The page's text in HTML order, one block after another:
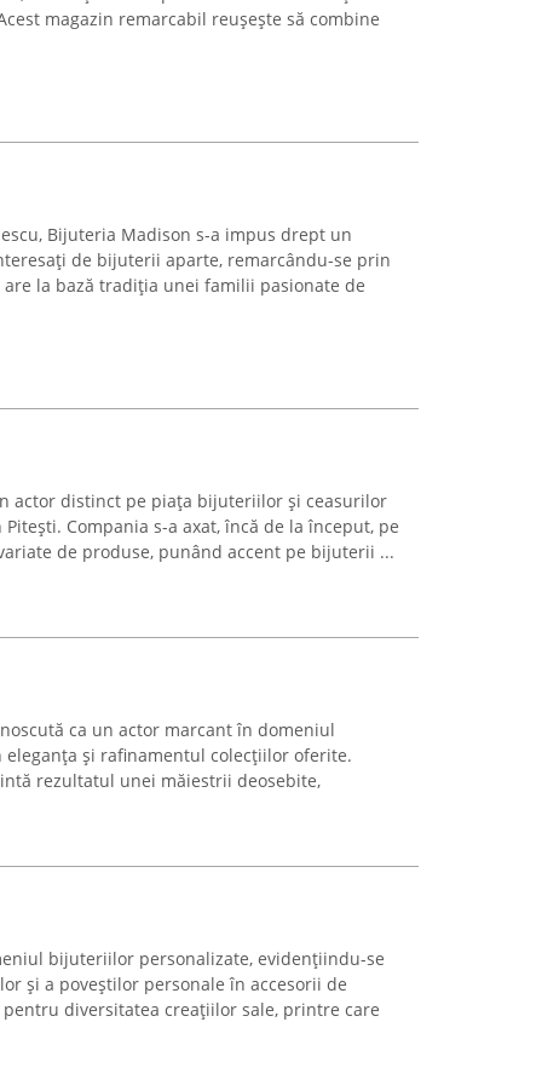
magazin remarcabil reușește să combine
Bijuteria Madison s-a impus drept un
de bijuterii aparte, remarcându-se prin
la bază tradiția unei familii pasionate de
actor distinct pe piața bijuteriilor și ceasurilor
Compania s-a axat, încă de la început, pe
de produse, punând accent pe bijuterii ...
ca un actor marcant în domeniul
și rafinamentul colecțiilor oferite.
rezultatul unei măiestrii deosebite,
bijuteriilor personalizate, evidențiindu-se
și a poveștilor personale în accesorii de
diversitatea creațiilor sale, printre care